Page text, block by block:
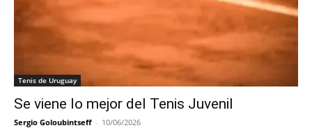
Tenis de Uruguay
Se viene lo mejor del Tenis Juvenil
Sergio Goloubintseff - 10/06/2026